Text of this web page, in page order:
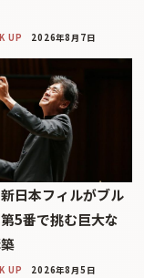
UP 2026年8月7日
日本フィルがブル
5番で挑む巨大な
UP 2026年8月5日